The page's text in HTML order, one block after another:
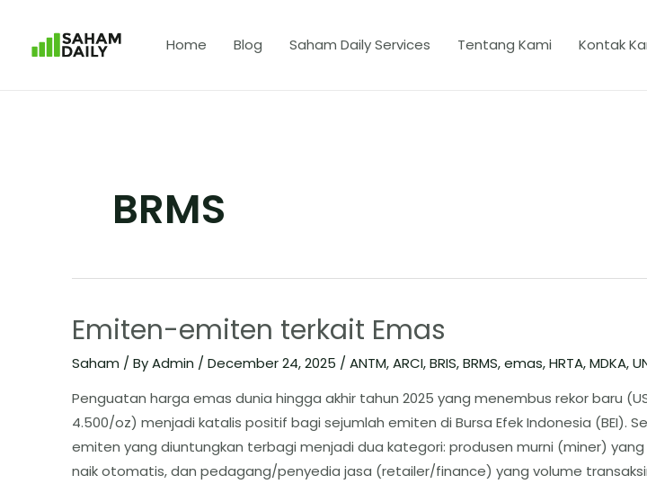
Home Blog Saham Daily Services Tentang Kami Kontak
BRMS
Emiten-emiten terkait Emas
Saham / ByAdmin /December 24, 2025 /ANTM,ARCI,BRIS,BRMS,emas,HRTA,MDKA,
Penguatan harga emas dunia hingga akhir tahun 2025 yang menembus rekor baru
4.500/oz) menjadi katalis positif bagi sejumlah emiten di Bursa Efek Indonesia (BEI).
emiten yang diuntungkan terbagi menjadi dua kategori: produsen murni (miner)
naik otomatis, dan pedagang/penyedia jasa (retailer/finance) yang volume